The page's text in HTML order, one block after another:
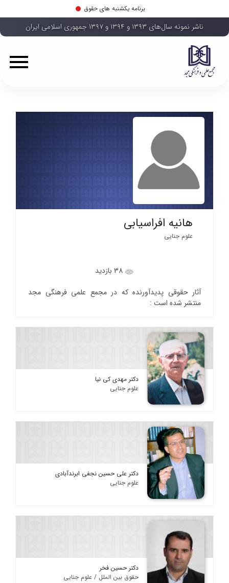
برنامه یکشنبه های حقوق
ناشر نمونه سال‌های ۱۳۹۳ و ۱۳۹۴ و ۱۳۹۷ جمهوری اسلامی ایران
هانیه افراسیابی
علوم جنایی
آثار حقوقی پدیدآورنده که در مجمع علمی فرهنگی مجد
منتشر شده است :
دکتر مهدی کی نیا
علوم جنایی
دکتر علی حسین نجفی ابرندآبادی
علوم جنایی
دکتر حسین فخر
حقوق بین الملل / علوم جنایی